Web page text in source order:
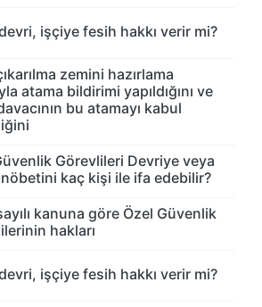
işçiye fesih hakkı verir mi?
zemini hazırlama
atama bildirimi yapıldığını ve
bu atamayı kabul
Görevlileri Devriye veya
kaç kişi ile ifa edebilir?
kanuna göre Özel Güvenlik
hakları
işçiye fesih hakkı verir mi?